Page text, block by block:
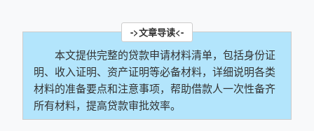
本文提供完整的贷款申请材料清单，包括身份证
明、收入证明、资产证明等必备材料，详细说明各类
材料的准备要点和注意事项，帮助借款人一次性备齐
所有材料，提高贷款审批效率。